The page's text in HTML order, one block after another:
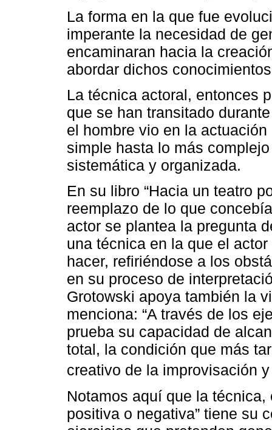
La forma en la que fue
imperante la necesidad de
encaminaran hacia la
abordar dichos
La técnica actoral, entonces
que se han transitado
el hombre vio en la
simple hasta lo más
sistemática y organizada.
En su libro “Hacia un teatro
reemplazo de lo que
actor se plantea la pregunta
una técnica en la que el
hacer, refiriéndose a los
en su proceso de
Grotowski apoya también la
menciona: “A través de los
prueba su capacidad de
total, la condición que más
creativo de la improvisación
Notamos aquí que la
positiva o negativa” tiene su